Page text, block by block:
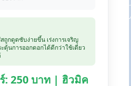
กดูดซับง่ายขึ้น เร่งการเจริญ
ตุ้นการออกดอกได้ดีกว่าใช้เดี่ยว
: 250 บาท | ฮิวมิค